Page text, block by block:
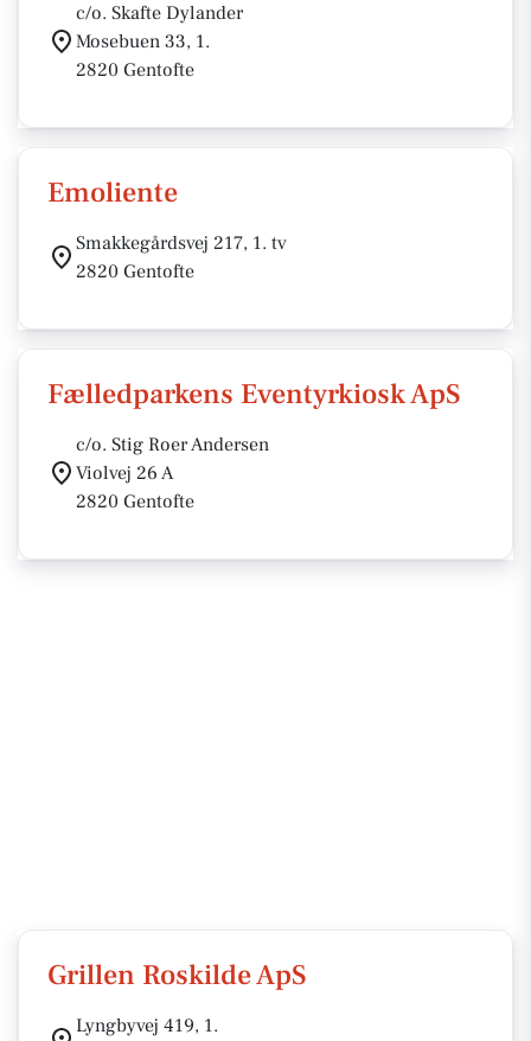
c/o. Skafte Dylander
Mosebuen 33, 1.
2820 Gentofte
Emoliente
Smakkegårdsvej 217, 1. tv
2820 Gentofte
Fælledparkens Eventyrkiosk ApS
c/o. Stig Roer Andersen
Violvej 26 A
2820 Gentofte
Grillen Roskilde ApS
Lyngbyvej 419, 1.